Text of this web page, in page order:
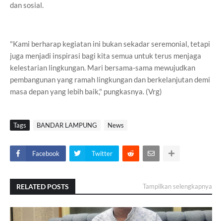
dan sosial.
"Kami berharap kegiatan ini bukan sekadar seremonial, tetapi
juga menjadi inspirasi bagi kita semua untuk terus menjaga
kelestarian lingkungan. Mari bersama-sama mewujudkan
pembangunan yang ramah lingkungan dan berkelanjutan demi
masa depan yang lebih baik," pungkasnya. (Vrg)
Tags BANDAR LAMPUNG News
Facebook Twitter
RELATED POSTS Tampilkan selengkapnya